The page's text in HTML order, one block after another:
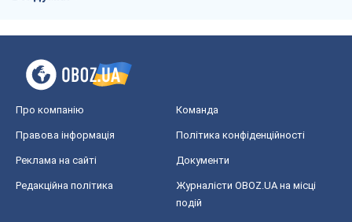
Про компанію Команда
Правова інформація Політика конфіденційності
Реклама на сайті Документи
Редакційна політика
Журналісти OBOZ.UA на місці
подій